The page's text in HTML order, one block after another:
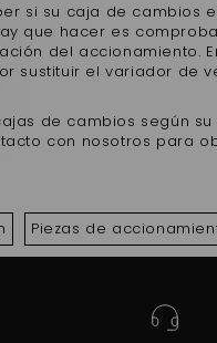
si su caja de cambios
que hacer es
del accionamiento.
sustituir el variador de
de cambios según su
con nosotros para
Piezas de